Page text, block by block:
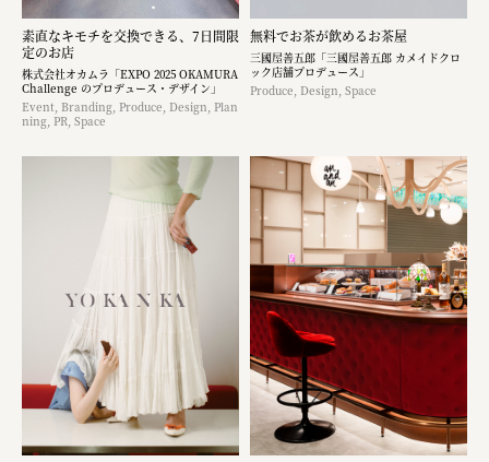
素直なキモチを交換できる、7日間限
定のお店
株式会社オカムラ「EXPO 2025 OKAMURA
Challenge のプロデュース・デザイン」
Event, Branding, Produce, Design, Plan
ning, PR, Space
無料でお茶が飲めるお茶屋
三國屋善五郎「三國屋善五郎 カメイドクロ
ック店舗プロデュース」
Produce, Design, Space